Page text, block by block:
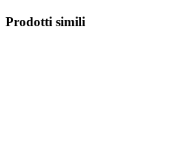
Prodotti simili